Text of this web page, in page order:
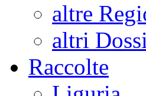
altre
altri
Raccolte